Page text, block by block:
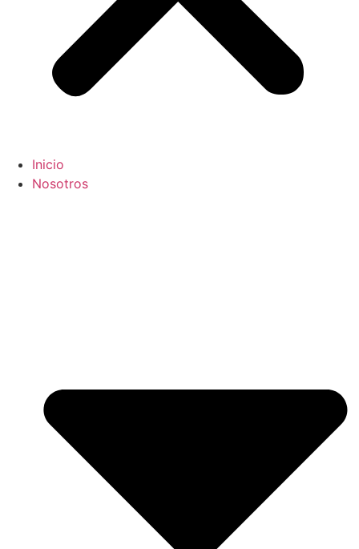
Inicio
Nosotros